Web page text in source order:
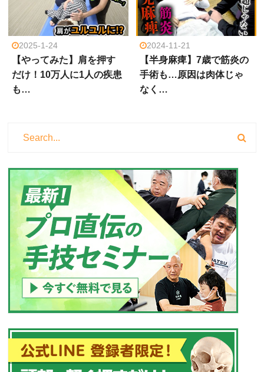
2025-1-24
【やってみた】肩を押す
だけ！10万人に1人の疾患
も…
2024-11-21
【半身麻痺】7歳で筋炎の
手術も…原因は肉体じゃ
なく…